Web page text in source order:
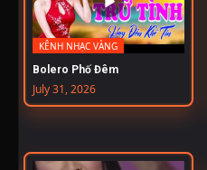
KÊNH NHẠC VÀNG
Bolero Phố Đêm
July 31, 2026